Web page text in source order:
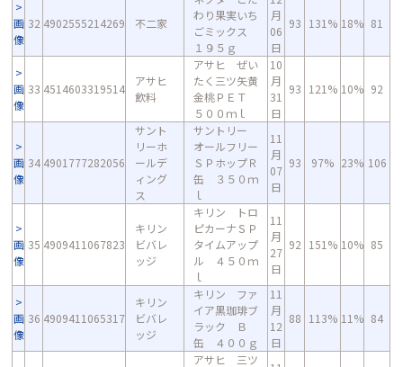
画
像
32 4902555214269 不二家
わり果実いち
ごミックス
１９５ｇ
月
06
日
93 131% 18% 81
画
像
33 4514603319514
アサヒ
飲料
アサヒ ぜい
たく三ツ矢黄
金桃ＰＥＴ
５００ｍｌ
10
月
31
日
93 121% 10% 92
画
像
34 4901777282056
サント
リーホ
ールデ
ィング
ス
サントリー
オールフリー
ＳＰホップＲ
缶 ３５０ｍ
ｌ
11
月
07
日
93 97% 23% 106
画
像
35 4909411067823
キリン
ビバレ
ッジ
キリン トロ
ピカーナＳＰ
タイムアップ
ル ４５０ｍ
ｌ
11
月
27
日
92 151% 10% 85
画
像
36 4909411065317
キリン
ビバレ
ッジ
キリン ファ
イア黒珈琲ブ
ラック Ｂ
缶 ４００ｇ
11
月
12
日
88 113% 11% 84
アサヒ 三ツ